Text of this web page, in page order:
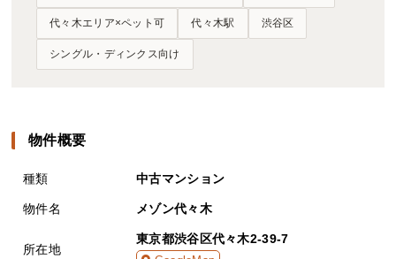
代々木エリア×ペット可 代々木駅 渋谷区
シングル・ディンクス向け
物件概要
種類 中古マンション
物件名 メゾン代々木
所在地
東京都渋谷区代々木2-39-7